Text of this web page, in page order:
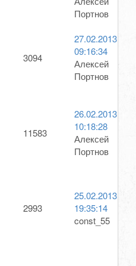
Портнов
3094
27.02.2013
09:16:34
Алексей
Портнов
11583
26.02.2013
10:18:28
Алексей
Портнов
2993
25.02.2013
19:35:14
const_55